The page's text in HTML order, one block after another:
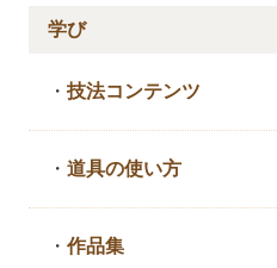
学び
・技法コンテンツ
・道具の使い方
・作品集